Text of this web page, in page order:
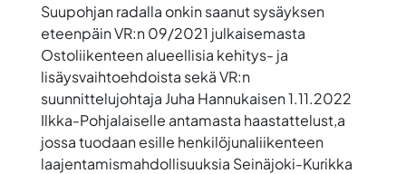
Suupohjan radalla onkin saanut sysäyksen
eteenpäin VR:n 09/2021 julkaisemasta
Ostoliikenteen alueellisia kehitys- ja
lisäysvaihtoehdoista sekä VR:n
suunnittelujohtaja Juha Hannukaisen 1.11.2022
Ilkka-Pohjalaiselle antamasta haastattelust,a
jossa tuodaan esille henkilöjunaliikenteen
laajentamismahdollisuuksia Seinäjoki-Kurikka